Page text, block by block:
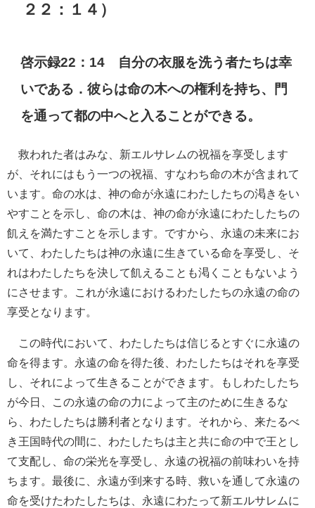
２２：１４）
啓示録22：14 自分の衣服を洗う者たちは幸
いである．彼らは命の木への権利を持ち、門
を通って都の中へと入ることができる。
救われた者はみな、新エルサレムの祝福を享受します
が、それにはもう一つの祝福、すなわち命の木が含まれて
います。命の水は、神の命が永遠にわたしたちの渇きをい
やすことを示し、命の木は、神の命が永遠にわたしたちの
飢えを満たすことを示します。ですから、永遠の未来にお
いて、わたしたちは神の永遠に生きている命を享受し、そ
れはわたしたちを決して飢えることも渇くこともないよう
にさせます。これが永遠におけるわたしたちの永遠の命の
享受となります。
この時代において、わたしたちは信じるとすぐに永遠の
命を得ます。永遠の命を得た後、わたしたちはそれを享受
し、それによって生きることができます。もしわたしたち
が今日、この永遠の命の力によって主のために生きるな
ら、わたしたちは勝利者となります。それから、来たるべ
き王国時代の間に、わたしたちは主と共に命の中で王とし
て支配し、命の栄光を享受し、永遠の祝福の前味わいを持
ちます。最後に、永遠が到来する時、救いを通して永遠の
命を受けたわたしたちは、永遠にわたって新エルサレムに